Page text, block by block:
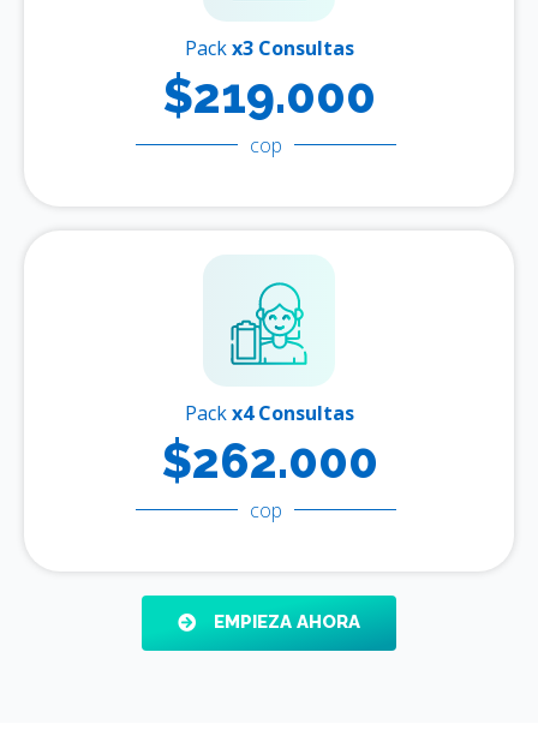
Packx3 Consultas
$219.000
cop
Packx4 Consultas
$262.000
cop
EMPIEZA AHORA